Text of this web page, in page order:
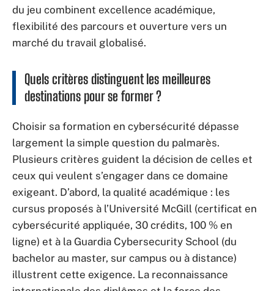
du jeu combinent excellence académique,
flexibilité des parcours et ouverture vers un
marché du travail globalisé.
Quels critères distinguent les meilleures
destinations pour se former ?
Choisir sa formation en cybersécurité dépasse
largement la simple question du palmarès.
Plusieurs critères guident la décision de celles et
ceux qui veulent s’engager dans ce domaine
exigeant. D’abord, la qualité académique : les
cursus proposés à l’Université McGill (certificat en
cybersécurité appliquée, 30 crédits, 100 % en
ligne) et à la Guardia Cybersecurity School (du
bachelor au master, sur campus ou à distance)
illustrent cette exigence. La reconnaissance